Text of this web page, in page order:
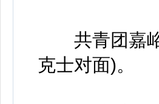
共青团嘉峪
克士对面)。